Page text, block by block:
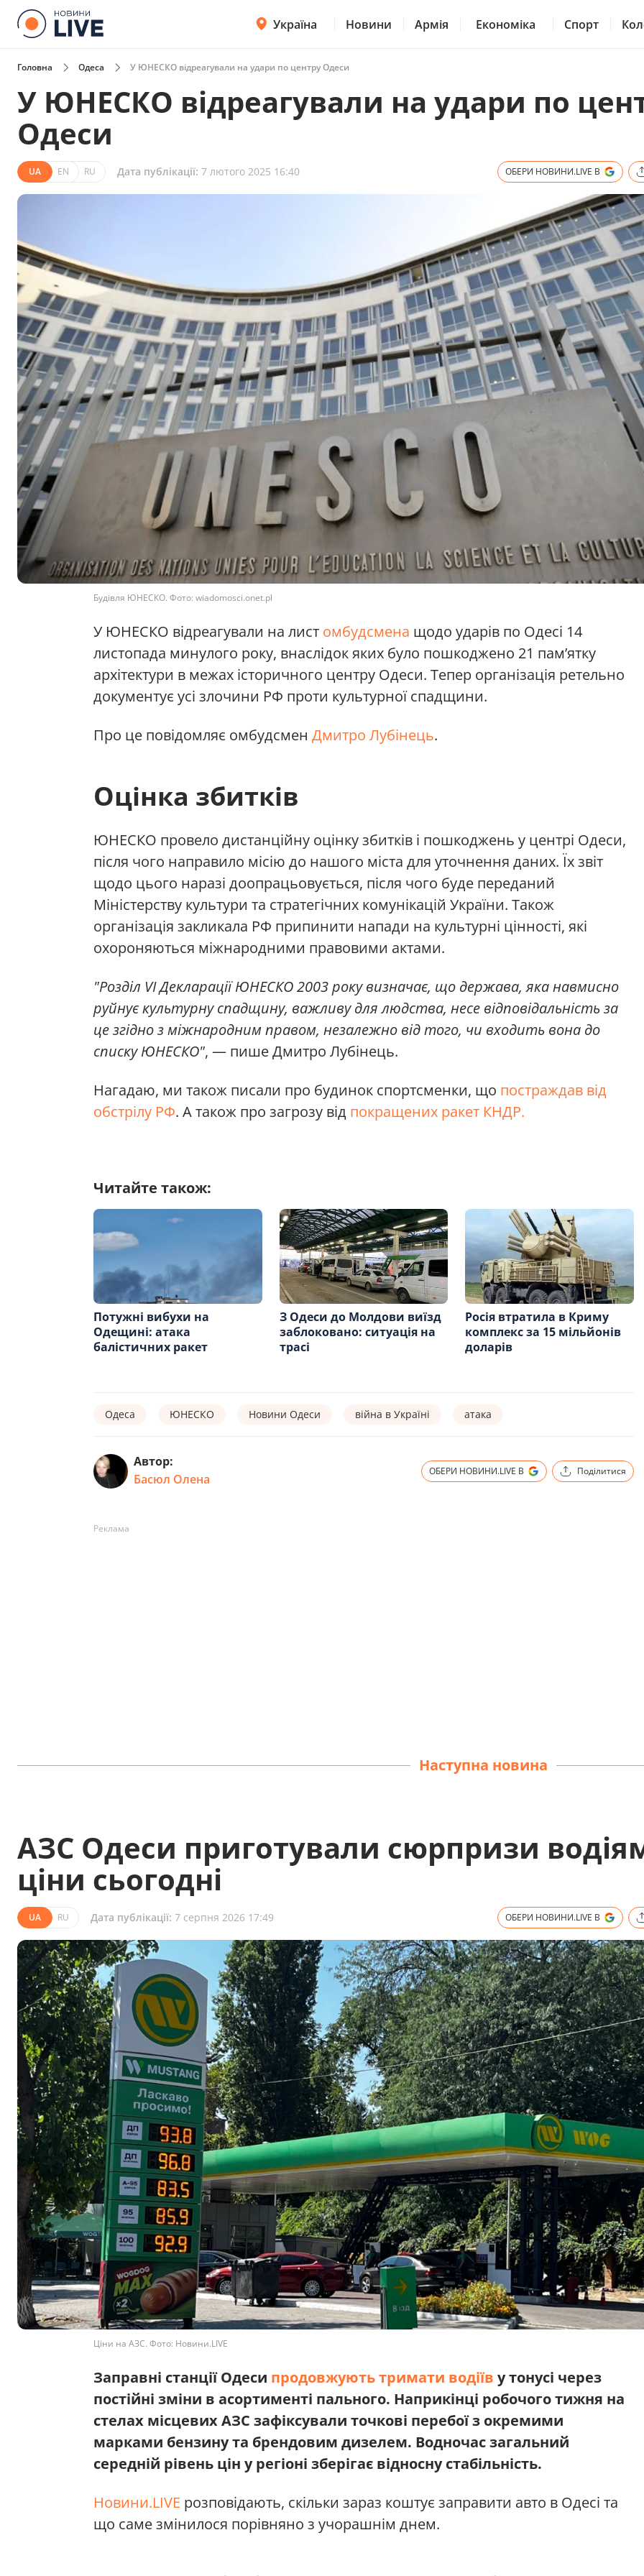
Україна Новини Армія Економіка Спорт
Головна Одеса У ЮНЕСКО відреагували на удари по центру Одеси
У ЮНЕСКО відреагували на удари по
Одеси
UA EN RU Дата публікації: 7 лютого 2025 16:40 ОБЕРИ НОВИНИ.LIVE В
Будівля ЮНЕСКО. Фото: wiadomosci.onet.pl
У ЮНЕСКО відреагували на лист омбудсмена щодо ударів по Одесі 14
листопада минулого року, внаслідок яких було пошкоджено 21 пам’ятку
архітектури в межах історичного центру Одеси. Тепер організація ретельно
документує усі злочини РФ проти культурної спадщини.
Про це повідомляє омбудсмен Дмитро Лубінець.
Оцінка збитків
ЮНЕСКО провело дистанційну оцінку збитків і пошкоджень у центрі Одеси,
після чого направило місію до нашого міста для уточнення даних. Їх звіт
щодо цього наразі доопрацьовується, після чого буде переданий
Міністерству культури та стратегічних комунікацій України. Також
організація закликала РФ припинити напади на культурні цінності, які
охороняються міжнародними правовими актами.
"Розділ VI Декларації ЮНЕСКО 2003 року визначає, що держава, яка навмисно
руйнує культурну спадщину, важливу для людства, несе відповідальність за
це згідно з міжнародним правом, незалежно від того, чи входить вона до
списку ЮНЕСКО", — пише Дмитро Лубінець.
Нагадаю, ми також писали про будинок спортсменки, що постраждав від
обстрілу РФ. А також про загрозу від покращених ракет КНДР.
Читайте також:
Потужні вибухи на
Одещині: атака
балістичних ракет
З Одеси до Молдови виїзд
заблоковано: ситуація на
трасі
Росія втратила в Криму
комплекс за 15 мільйонів
доларів
Одеса ЮНЕСКО Новини Одеси війна в Україні атака
Автор:
Басюл Олена
ОБЕРИ НОВИНИ.LIVE В Поділитися
Реклама
Наступна новина
АЗС Одеси приготували сюрпризи
ціни сьогодні
UA RU Дата публікації: 7 серпня 2026 17:49 ОБЕРИ НОВИНИ.LIVE В
Ціни на АЗС. Фото: Новини.LIVE
Заправні станції Одеси продовжують тримати водіїв у тонусі через
постійні зміни в асортименті пального. Наприкінці робочого тижня на
стелах місцевих АЗС зафіксували точкові перебої з окремими
марками бензину та брендовим дизелем. Водночас загальний
середній рівень цін у регіоні зберігає відносну стабільність.
Новини.LIVE розповідають, скільки зараз коштує заправити авто в Одесі та
що саме змінилося порівняно з учорашнім днем.